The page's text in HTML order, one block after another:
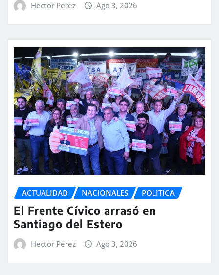
Hector Perez Ago 3, 2026
ACTUALIDAD NACIONALES POLITICA
El Frente Cívico arrasó en
Santiago del Estero
Hector Perez Ago 3, 2026